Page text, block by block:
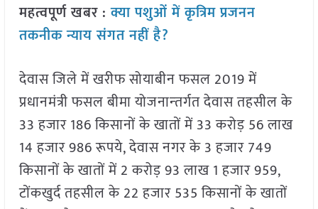
महत्वपूर्ण खबर :क्या पशुओं में कृत्रिम प्रजनन
तकनीक न्याय संगत नहीं है?
देवास जिले में खरीफ सोयाबीन फसल 2019 में
प्रधानमंत्री फसल बीमा योजनान्‍तर्गत देवास तहसील के
33 हजार 186 किसानों के खातों में 33 करोड़ 56 लाख
14 हजार 986 रूपये, देवास नगर के 3 हजार 749
किसानों के खातों में 2 करोड़ 93 लाख 1 हजार 959,
टोंकखुर्द तहसील के 22 हजार 535 किसानों के खातों